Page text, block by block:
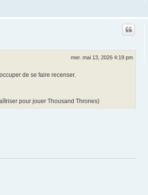
mer. mai 13, 2026 4:19 pm
de se faire recenser.
pour jouer Thousand Thrones)